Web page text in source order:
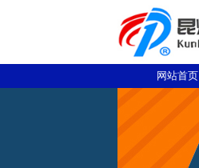
网站首页